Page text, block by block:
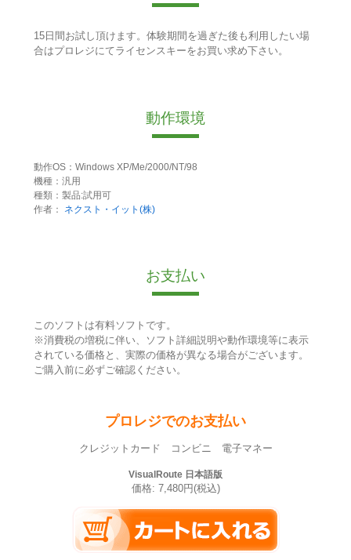
15日間お試し頂けます。体験期間を過ぎた後も利用したい場
合はプロレジにてライセンスキーをお買い求め下さい。
動作環境
動作OS：Windows XP/Me/2000/NT/98
機種：汎用
種類：製品:試用可
作者：
ネクスト・イット(株)
お支払い
このソフトは有料ソフトです。
※消費税の増税に伴い、ソフト詳細説明や動作環境等に表示
されている価格と、実際の価格が異なる場合がございます。
ご購入前に必ずご確認ください。
プロレジでのお支払い
クレジットカード コンビニ 電子マネー
VisualRoute 日本語版
価格: 7,480円(税込)